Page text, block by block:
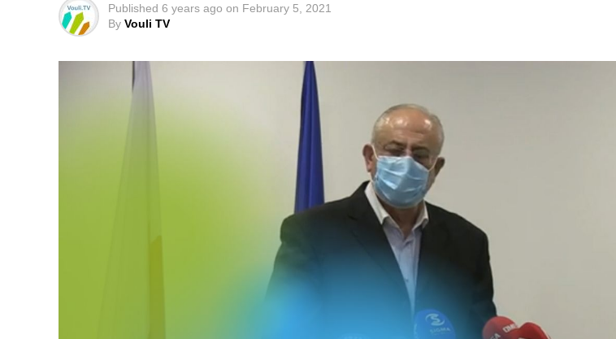
Published 6 years ago on February 5, 2021
By Vouli TV